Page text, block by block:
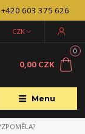
603 375 626
Menu
CZK
0
0,00 CZK